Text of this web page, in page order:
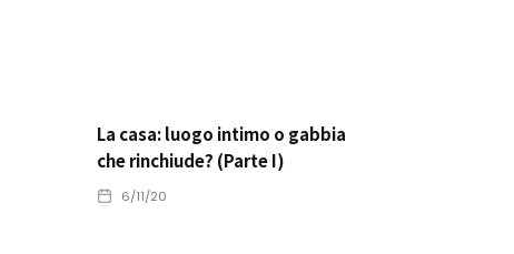
La casa: luogo intimo o gabbia
che rinchiude? (Parte I)
6/11/20